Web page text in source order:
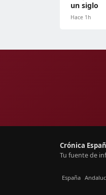
un siglo
Hace 1h
Crónica
Tu fuente de
España